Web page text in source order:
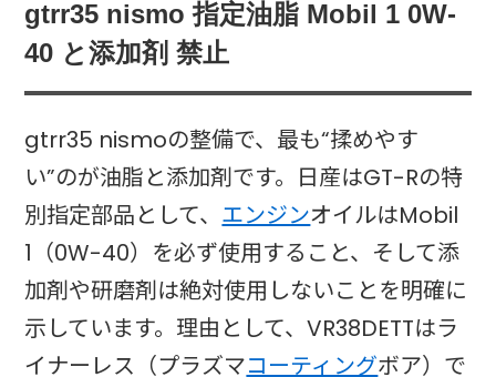
gtrr35 nismo 指定油脂 Mobil 1 0W-
40 と添加剤 禁止
gtrr35 nismoの整備で、最も“揉めやす
い”のが油脂と添加剤です。日産はGT-Rの特
別指定部品として、 エンジンオイルはMobil
1（0W-40）を必ず使用すること、そして添
加剤や研磨剤は絶対使用しないことを明確に
示しています。理由として、VR38DETTはラ
イナーレス（プラズマコーティングボア）で